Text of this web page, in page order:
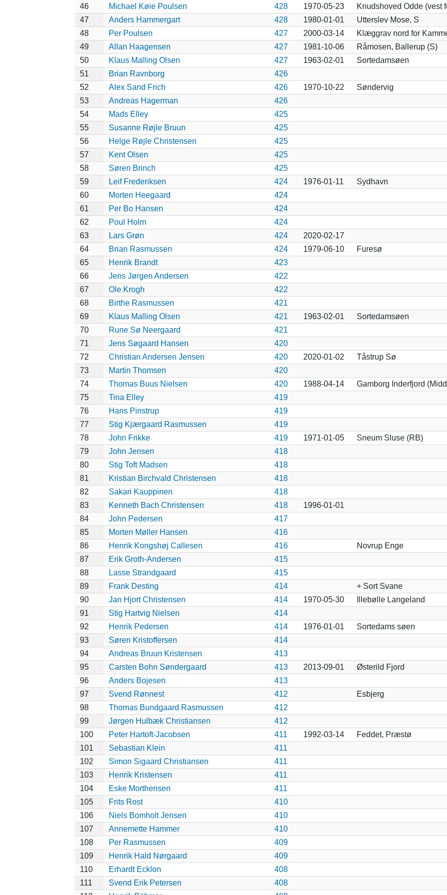
46 Michael Køie Poulsen 428 1970-05-23
Knudshoved Odde (vest
47
Anders Hammergart 428 1980-01-01
Utterslev Mose, S
48
Per Poulsen 427 2000-03-14
Klæggrav nord for
49
Allan Haagensen 427 1981-10-06
Råmosen, Ballerup (S)
50
Klaus Malling Olsen 427 1963-02-01
Sortedamsøen
51
Brian Ravnborg
426
52
Alex Sand Frich 426 1970-10-22
Søndervig
53
Andreas Hagerman
426
54
Mads Elley
425
55
Susanne Røjle Bruun
425
56
Helge Røjle Christensen
425
57
Kent Olsen
425
58
Søren Brinch
425
59
Leif Frederiksen 424 1976-01-11
Sydhavn
60
Morten Heegaard
424
61
Per Bo Hansen
424
62
Poul Holm
424
63
Lars Grøn 424
2020-02-17
64
Brian Rasmussen 424 1979-06-10
Furesø
65
Henrik Brandt
423
66
Jens Jørgen Andersen
422
67
Ole Krogh
422
68
Birthe Rasmussen
421
69
Klaus Malling Olsen 421 1963-02-01
Sortedamsøen
70
Rune Sø Neergaard
421
71
Jens Søgaard Hansen
420
72
Christian Andersen Jensen 420 2020-01-02
Tåstrup Sø
73
Martin Thomsen
420
74
Thomas Buus Nielsen 420 1988-04-14
Gamborg Inderfjord
75
Tina Elley
419
76
Hans Pinstrup
419
77
Stig Kjærgaard Rasmussen
419
78
John Frikke 419 1971-01-05
Sneum Sluse (RB)
79
John Jensen
418
80
Stig Toft Madsen
418
81
Kristian Birchvald Christensen
418
82
Sakari Kauppinen
418
83
Kenneth Bach Christensen 418
1996-01-01
84
John Pedersen
417
85
Morten Møller Hansen
416
86
Henrik Kongshøj Callesen 416
Novrup Enge
87
Erik Groth-Andersen
415
88
Lasse Strandgaard
415
89
Frank Desting 414
+ Sort Svane
90
Jan Hjort Christensen 414 1970-05-30
Illebølle Langeland
91
Stig Hartvig Nielsen
414
92
Henrik Pedersen 414 1976-01-01
Sortedams søen
93
Søren Kristoffersen
414
94
Andreas Bruun Kristensen
413
95
Carsten Bohn Søndergaard 413 2013-09-01
Østerild Fjord
96
Anders Bojesen
413
97
Svend Rønnest 412
Esbjerg
98
Thomas Bundgaard Rasmussen
412
99
Jørgen Hulbæk Christiansen
412
100
Peter Hartoft-Jacobsen 411 1992-03-14
Feddet, Præstø
101
Sebastian Klein
411
102
Simon Sigaard Christiansen
411
103
Henrik Kristensen
411
104
Eske Morthensen
411
105
Frits Rost
410
106
Niels Bomholt Jensen
410
107
Annemette Hammer
410
108
Per Rasmussen
409
109
Henrik Hald Nørgaard
409
110
Erhardt Ecklon
408
111
Svend Erik Petersen
408